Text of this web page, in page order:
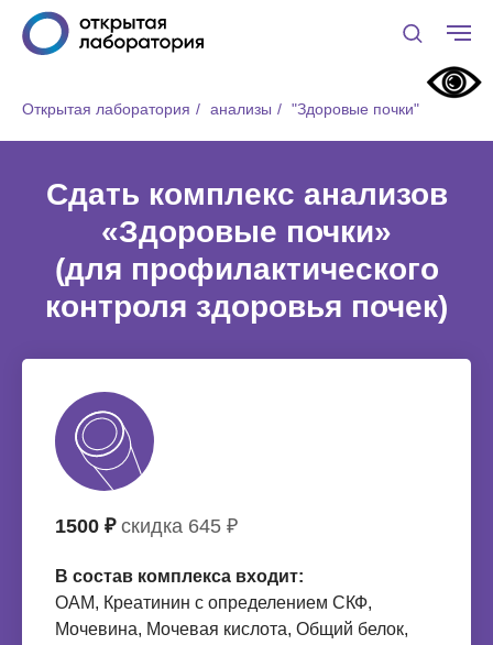
Открытая лаборатория / анализы / "Здоровые почки"
Сдать комплекс анализов
«Здоровые почки»
(для профилактического
контроля здоровья почек)
1500 ₽ скидка 645 ₽
В состав комплекса входит:
ОАМ, Креатинин с определением СКФ,
Мочевина, Мочевая кислота, Общий белок,